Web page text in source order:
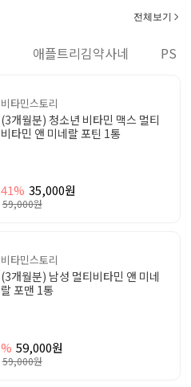
전체보기
애플트리김약사네 PS
비타민스토리
(3개월분) 청소년 비타민 맥스 멀티
비타민 앤 미네랄 포틴 1통
41% 35,000원
59,000원
비타민스토리
(3개월분) 남성 멀티비타민 앤 미네
랄 포맨 1통
% 59,000원
59,000원